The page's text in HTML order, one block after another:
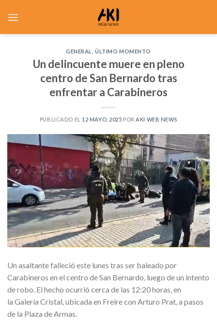
GENERAL ,ÚLTIMO MOMENTO
Un delincuente muere en pleno
centro de San Bernardo tras
enfrentar a Carabineros
PUBLICADO EL 12 MAYO, 2025 POR AKI WEB NEWS
Un asaltante falleció este lunes tras ser baleado por
Carabineros en el centro de San Bernardo, luego de un intento
de robo. El hecho ocurrió cerca de las 12:20 horas, en
la Galería Cristal, ubicada en Freire con Arturo Prat, a pasos
de la Plaza de Armas.